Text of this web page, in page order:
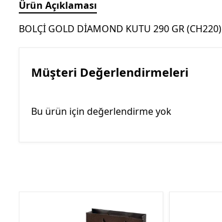
Ürün Açıklaması
BOLÇİ GOLD DİAMOND KUTU 290 GR (CH220)
Müşteri Değerlendirmeleri
Bu ürün için değerlendirme yok